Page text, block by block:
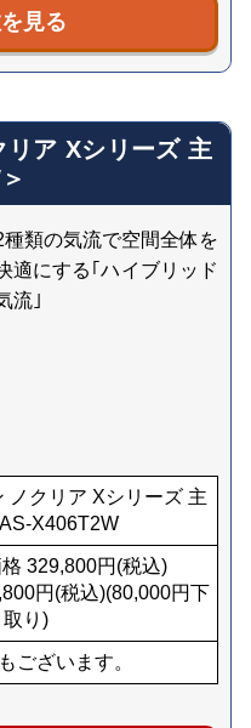
見る
ア Xシリーズ 主
種類の気流で空間全体を
適にする｢ハイブリッド
流｣
ノクリア Xシリーズ 主
X406T2W
329,800円(税込)
円(税込)(80,000円下
取り)
ございます。